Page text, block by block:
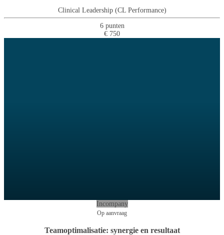
Clinical Leadership (CL Performance)
6 punten
€ 750
Incompany
Op aanvraag
Teamoptimalisatie: synergie en resultaat